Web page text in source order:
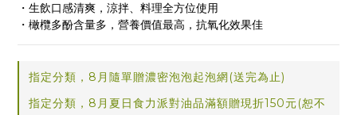
・生飲口感清爽，涼拌、料理全方位使用
・橄欖多酚含量多，營養價值最高，抗氧化效果佳
指定分類，8月隨單贈濃密泡泡起泡網(送完為止)
指定分類，8月夏日食力派對油品滿額贈現折150元(恕不